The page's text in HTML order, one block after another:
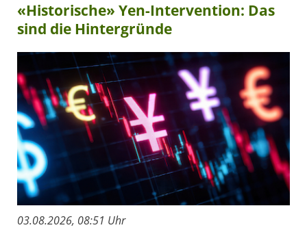
«Historische» Yen-Intervention: Das
sind die Hintergründe
03.08.2026, 08:51 Uhr